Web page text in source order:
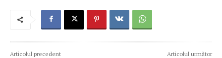
Articolul precedent Articolul următor